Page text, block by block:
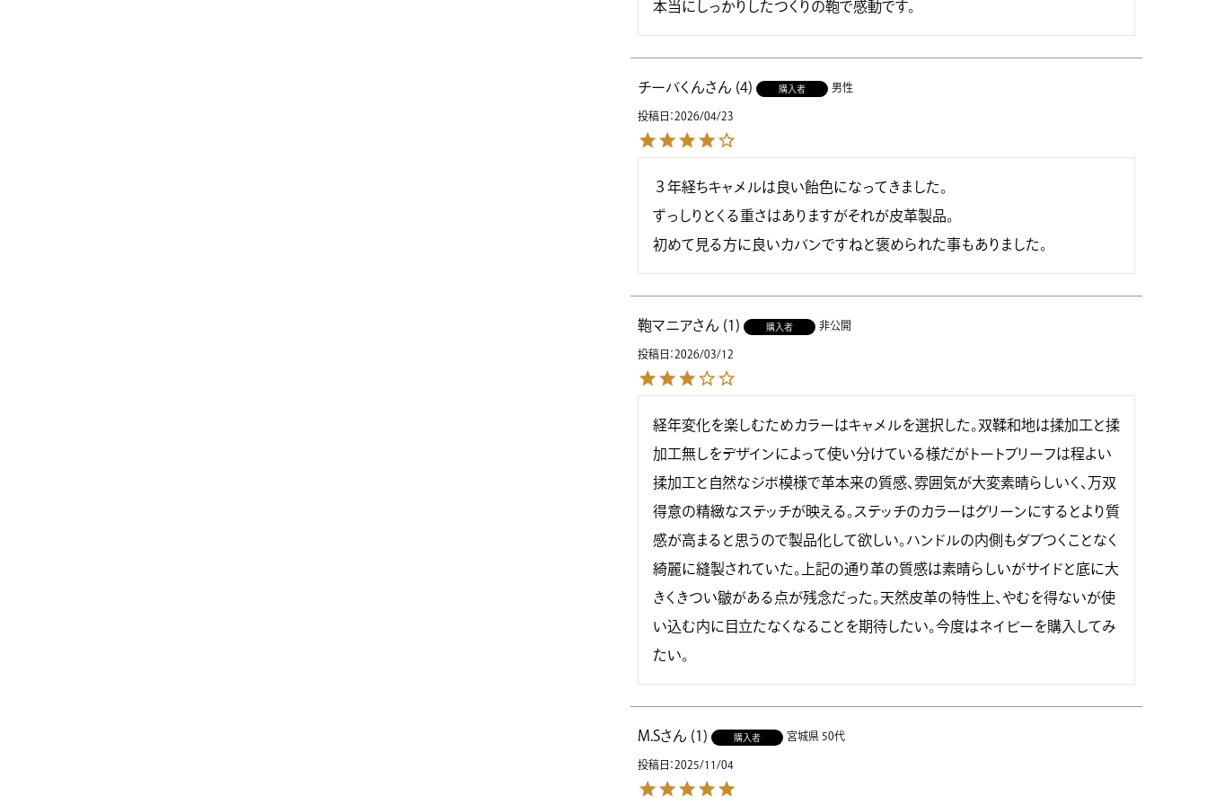
本当にしっかりしたつくりの鞄で感動です。
チーバくん 4 購入者 男性
投稿日 2026/04/23
３年経ちキャメルは良い飴色になってきました。
ずっしりとくる重さはありますがそれが皮革製品。
初めて見る方に良いカバンですねと褒められた事もありました。
鞄マニア 1 購入者 非公開
投稿日 2026/03/12
経年変化を楽しむためカラーはキャメルを選択した。双鞣和地は揉加工と揉
加工無しをデザインによって使い分けている様だがトートブリーフは程よい
揉加工と自然なジボ模様で革本来の質感、雰囲気が大変素晴らしいく、万双
得意の精緻なステッチが映える。ステッチのカラーはグリーンにするとより質
感が高まると思うので製品化して欲しい。ハンドルの内側もダブつくことなく
綺麗に縫製されていた。上記の通り革の質感は素晴らしいがサイドと底に大
きくきつい皺がある点が残念だった。天然皮革の特性上、やむを得ないが使
い込む内に目立たなくなることを期待したい。今度はネイビーを購入してみ
たい。
M.S 1 購入者 宮城県 50代
投稿日 2025/11/04